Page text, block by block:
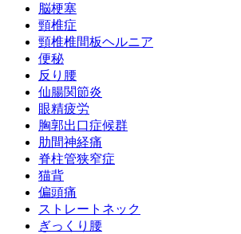
脳梗塞
頸椎症
頸椎椎間板ヘルニア
便秘
反り腰
仙腸関節炎
眼精疲労
胸郭出口症候群
肋間神経痛
脊柱管狭窄症
猫背
偏頭痛
ストレートネック
ぎっくり腰